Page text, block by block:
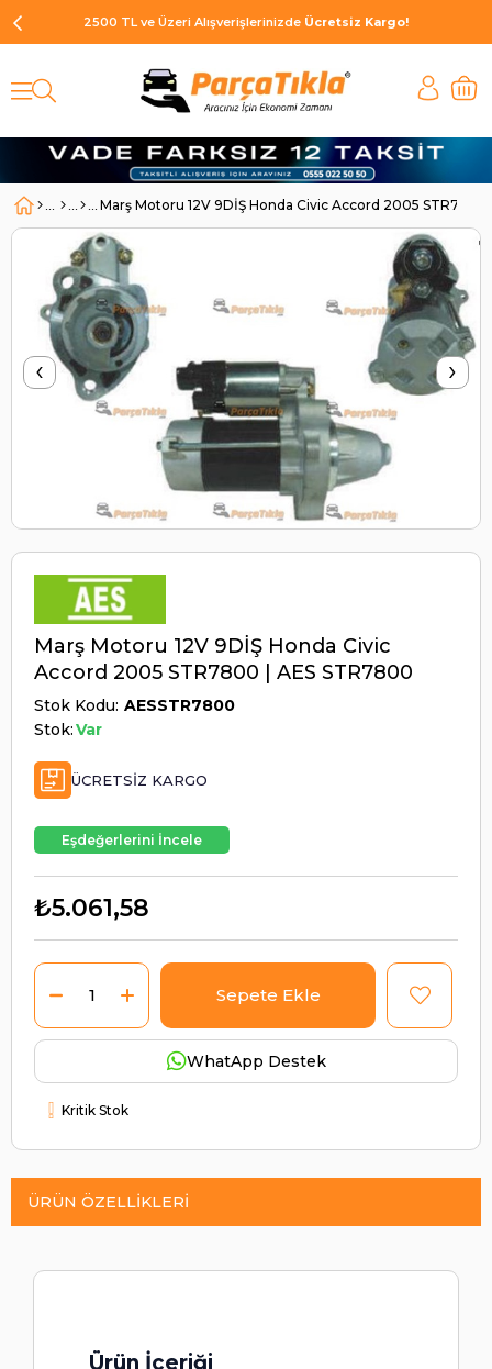
2500 TL ve Üzeri Alışverişlerinizde Ücretsiz Kargo!
Marş Motoru 12V 9DİŞ Honda Civic Accord 2005 STR7800
‹ ›
Marş Motoru 12V 9DİŞ Honda Civic
Accord 2005 STR7800 | AES STR7800
Stok Kodu AESSTR7800
Stok:Var
ÜCRETSIZ KARGO
Eşdeğerlerini İncele
₺5.061,58
WhatApp Destek
Kritik Stok
ÜRÜN ÖZELLIKLERI
Ürün İçeriği